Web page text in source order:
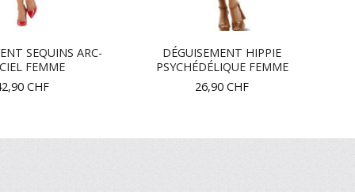
SEQUINS ARC-
FEMME
CHF
DÉGUISEMENT HIPPIE
PSYCHÉDÉLIQUE FEMME
26,90 CHF